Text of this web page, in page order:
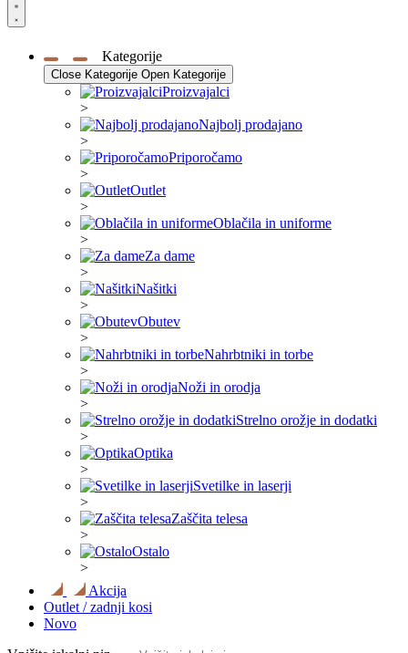
Kategorije
Close Kategorije Open Kategorije
Proizvajalci
>
Najbolj prodajano
>
Priporočamo
>
Outlet
>
Oblačila in uniforme
>
Za dame
>
Našitki
>
Obutev
>
Nahrbtniki in torbe
>
Noži in orodja
>
Strelno orožje in dodatki
>
Optika
>
Svetilke in laserji
>
Zaščita telesa
>
Ostalo
>
Akcija
Outlet / zadnji kosi
Novo